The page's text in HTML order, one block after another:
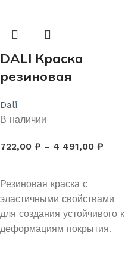
DALI Краска
резиновая
Dali
В наличии
722,00 ₽ – 4 491,00 ₽
Резиновая краска с
эластичными свойствами
для создания устойчивого к
деформациям покрытия.